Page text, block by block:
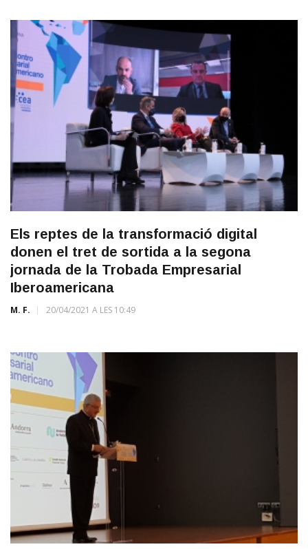
Els reptes de la transformació digital
donen el tret de sortida a la segona
jornada de la Trobada Empresarial
Iberoamericana
M. F. 20/04/2021 A LES 10:49